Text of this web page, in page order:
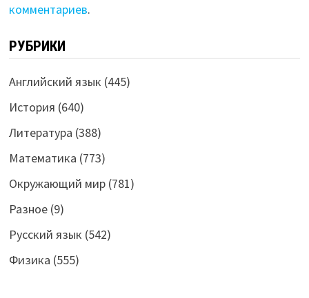
комментариев.
РУБРИКИ
Английский язык (445)
История (640)
Литература (388)
Математика (773)
Окружающий мир(781)
Разное(9)
Русский язык (542)
Физика (555)